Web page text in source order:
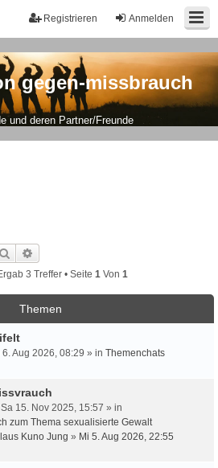
Anmelden
Registrieren
gegen-missbrauch
und deren Partner/Freunde
Suche
3 Treffer • Seite 1 Von 1
Themen
6. Aug 2026, 08:29 » in Themenchats
15. Nov 2025, 15:57 » in
zum Thema sexualisierte Gewalt
Kuno Jung » Mi 5. Aug 2026, 22:55